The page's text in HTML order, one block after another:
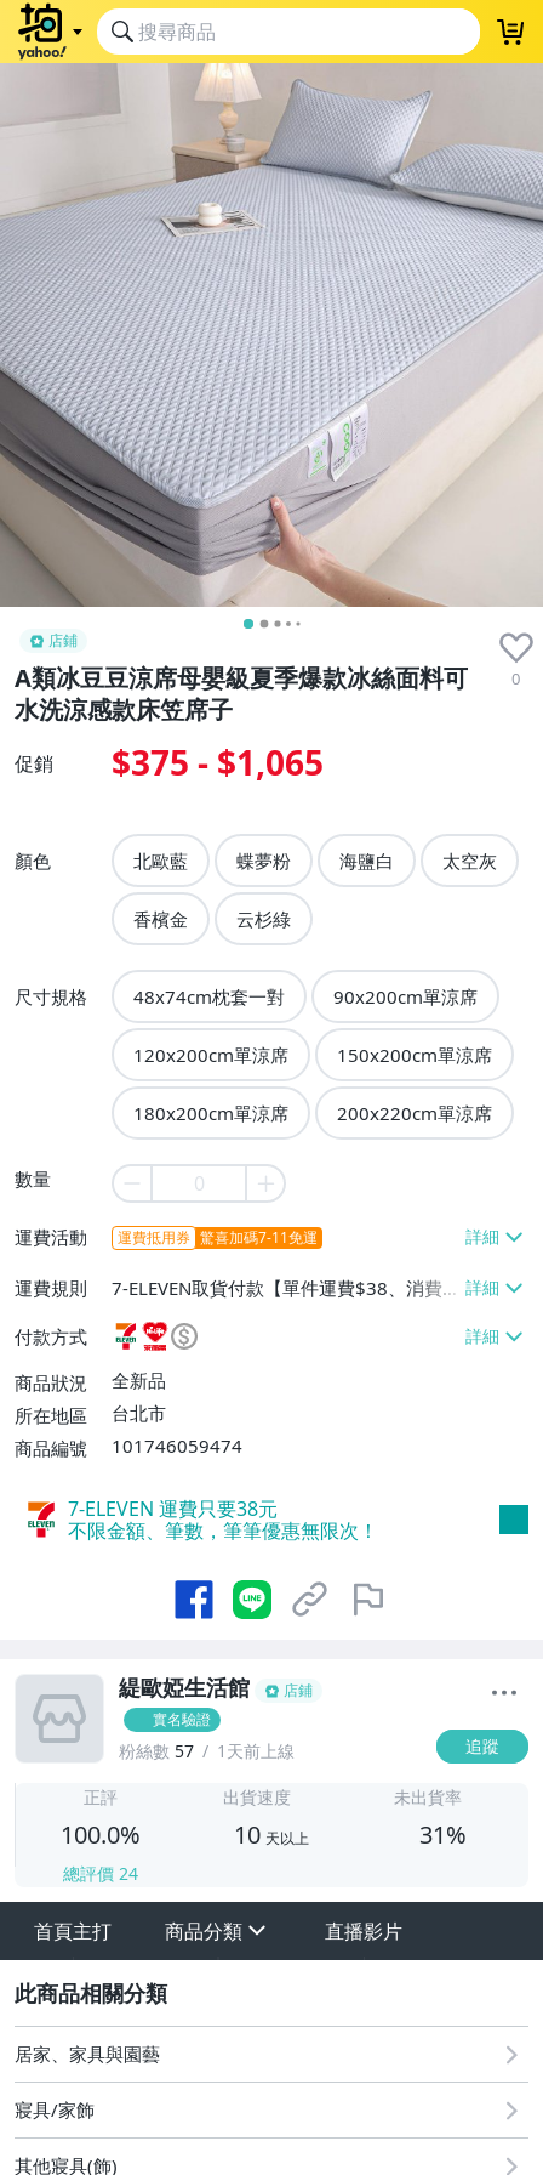
店鋪
A類冰豆豆涼席母嬰級夏季爆款冰絲面料可
水洗涼感款床笠席子
0
促銷 $375 - $1,065
顏色 北歐藍 蝶夢粉 海鹽白 太空灰
香檳金 云杉綠
尺寸規格 48x74cm枕套一對 90x200cm單涼席
120x200cm單涼席 150x200cm單涼席
180x200cm單涼席 200x220cm單涼席
數量
運費活動 運費抵用券 驚喜加碼7-11免運
運費規則
7-ELEVEN取貨付款【單件運費$38、消費滿
$990免運費】、萊爾富取貨付款【單件運
費$60、消費滿$990免運費】
付款方式
商品狀況
全新品
所在地區
台北市
商品編號
101746059474
7-ELEVEN 運費只要38元
不限金額、筆數，筆筆優惠無限次！
緹歐婭生活館
店鋪
實名驗證
粉絲數 57 1天前上線 追蹤
正評
100.0%
總評價 24
出貨速度
10 天以上
未出貨率
31%
首頁主打 商品分類
其它
直播影片
居家、家具與園藝
寢具/家飾
其他寢具(飾)